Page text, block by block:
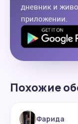
дневник и
приложении.
Похожие
Фарида